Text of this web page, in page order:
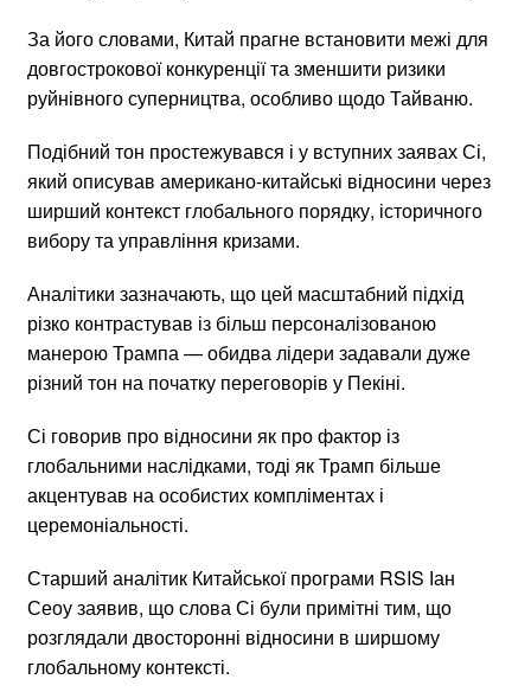
За його словами, Китай прагне встановити межі для
довгострокової конкуренції та зменшити ризики
руйнівного суперництва, особливо щодо Тайваню.
Подібний тон простежувався і у вступних заявах Сі,
який описував американо-китайські відносини через
ширший контекст глобального порядку, історичного
вибору та управління кризами.
Аналітики зазначають, що цей масштабний підхід
різко контрастував із більш персоналізованою
манерою Трампа — обидва лідери задавали дуже
різний тон на початку переговорів у Пекіні.
Сі говорив про відносини як про фактор із
глобальними наслідками, тоді як Трамп більше
акцентував на особистих компліментах і
церемоніальності.
Старший аналітик Китайської програми RSIS Іан
Сеоу заявив, що слова Сі були примітні тим, що
розглядали двосторонні відносини в ширшому
глобальному контексті.